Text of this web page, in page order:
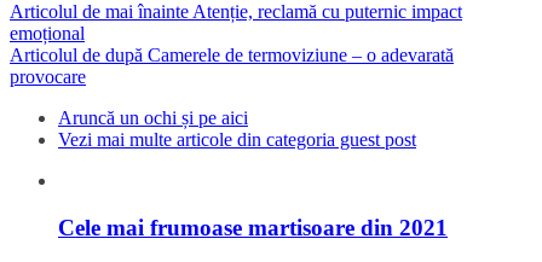
Articolul de mai înainte Atenție, reclamă cu puternic impact
emoțional
Articolul de după Camerele de termoviziune – o adevarată
provocare
Aruncă un ochi și pe aici
Vezi mai multe articole din categoria guest post
Cele mai frumoase martisoare din 2021